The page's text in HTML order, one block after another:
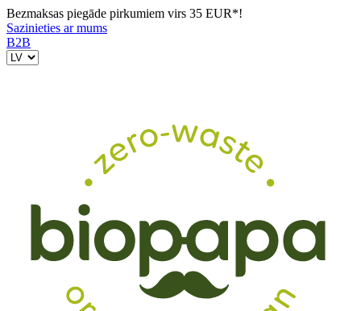
Bezmaksas piegāde pirkumiem virs 35 EUR*!
Sazinieties ar mums
B2B